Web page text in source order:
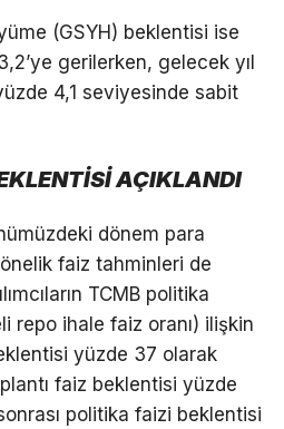
(GSYH) beklentisi ise
gerilerken, gelecek yıl
4,1 seviyesinde sabit
AÇIKLANDI
dönem para
faiz tahminleri de
TCMB politika
repo ihale faiz oranı) ilişkin
yüzde 37 olarak
faiz beklentisi yüzde
politika faizi beklentisi